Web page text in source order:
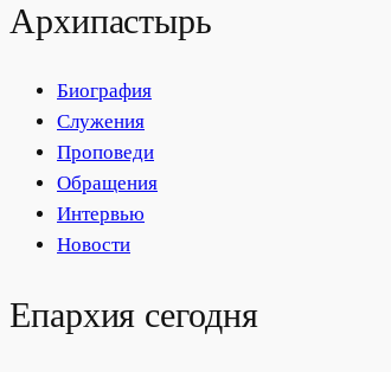
Архипастырь
Биография
Служения
Проповеди
Обращения
Интервью
Новости
Епархия сегодня